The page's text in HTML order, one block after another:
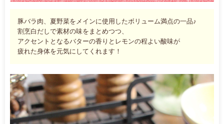
豚バラ肉、夏野菜をメインに使用したボリューム満点の一品♪
割烹白だしで素材の味をまとめつつ、
アクセントとなるバターの香りとレモンの程よい酸味が
疲れた身体を元気にしてくれます！